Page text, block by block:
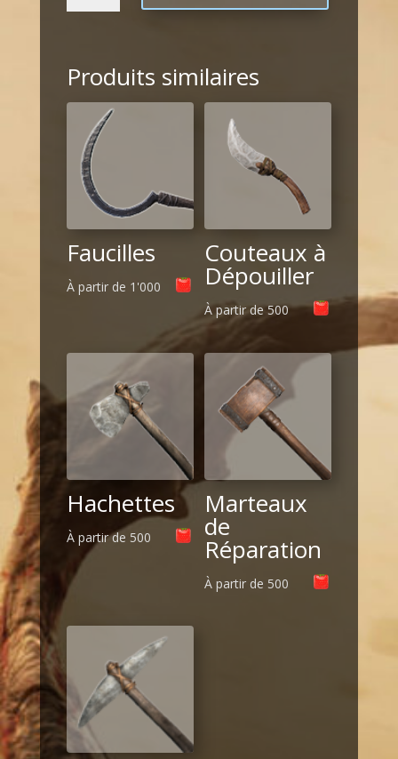
Tranchoirs
Produits similaires
Faucilles
À partir de 1'000
Couteaux à
Dépouiller
À partir de500
Hachettes
À partir de 500
Marteaux
de
Réparation
À partir de 500